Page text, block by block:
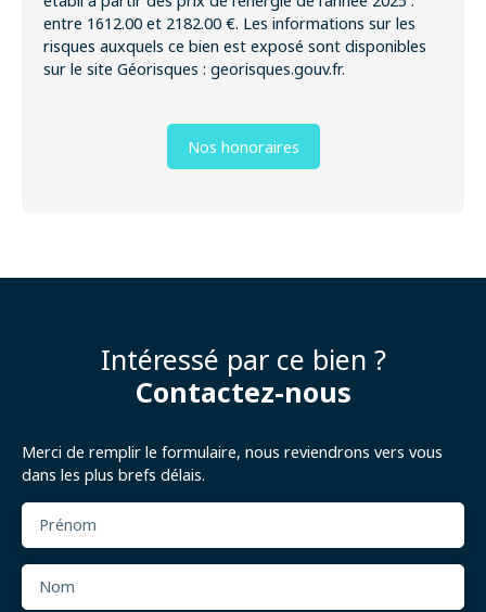
entre 1612.00 et 2182.00 €. Les informations sur les
risques auxquels ce bien est exposé sont disponibles
sur le site Géorisques : georisques.gouv.fr.
Nos honoraires
Intéressé par ce bien ?
Contactez-nous
Merci de remplir le formulaire, nous reviendrons vers vous
dans les plus brefs délais.
Prénom
Nom